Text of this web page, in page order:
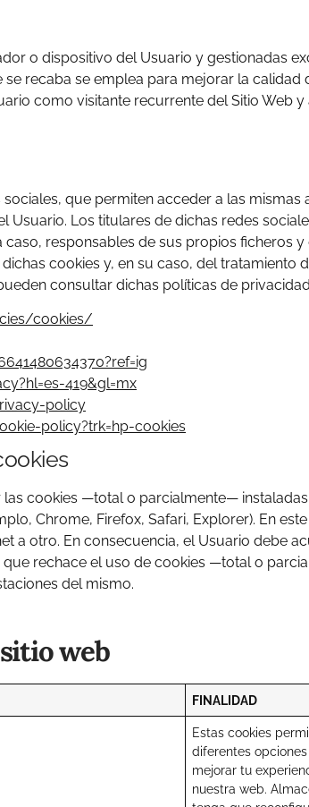
o dispositivo del Usuario y gestionadas
recaba se emplea para mejorar la
como visitante recurrente del Sitio Web
que permiten acceder a las mismas
Usuario. Los titulares de dichas redes
responsables de sus propios ficheros
cookies y, en su caso, del
consultar dichas políticas de
cookies/
419&gl=mx
policy
policy?trk=hp-cookies
las cookies —total o parcialmente—
Chrome, Firefox, Safari, Explorer). En
a otro. En consecuencia, el Usuario debe
rechace el uso de cookies —total o
del mismo.
web
FINALIDAD
Estas cookies
diferentes
mejorar tu
nuestra web.